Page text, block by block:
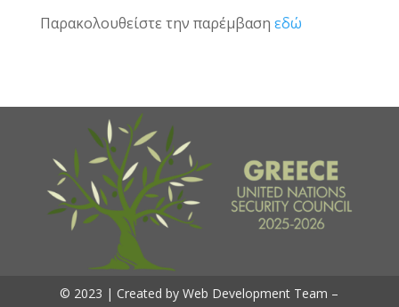
Παρακολουθείστε την παρέμβαση εδώ
© 2023 | Created by Web Development Team –